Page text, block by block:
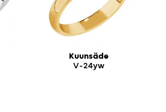
Kuunsäde
V-24yw